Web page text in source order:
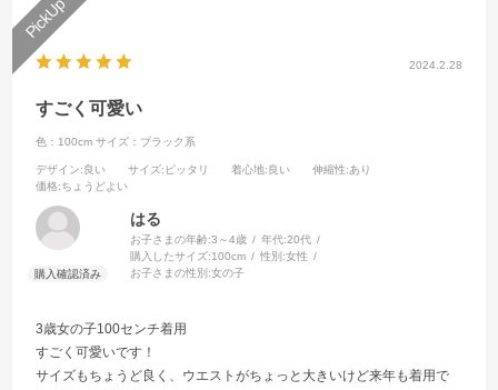
2024.2.28
すごく可愛い
色：100cm サイズ：ブラック系
デザイン:良い サイズ:ピッタリ 着心地:良い 伸縮性:あり
価格:ちょうどよい
はる
お子さまの年齢:3～4歳 年代:20代
購入したサイズ:100cm 性別:女性
お子さまの性別:女の子
3歳女の子100センチ着用
すごく可愛いです！
サイズもちょうど良く、ウエストがちょっと大きいけど来年も着用で